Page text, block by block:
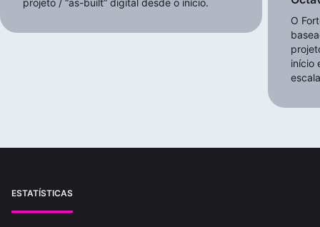
O
início
ESTATÍSTICAS